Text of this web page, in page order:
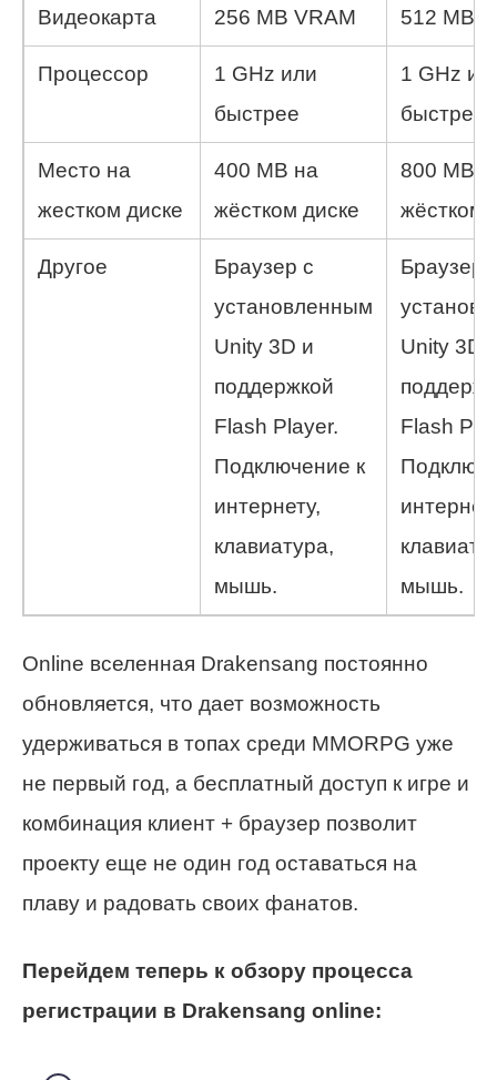
Видеокарта 256 MB VRAM 512 MB
Процессор
1 GHz или
быстрее
1 GHz
быстрее
Место на
жестком диске
400 MB на
жёстком диске
800 MB
жёстком
Другое
Браузер с
установленным
Unity 3D и
поддержкой
Flash Player.
Подключение к
интернету,
клавиатура,
мышь.
Браузер
Unity 3D
Flash
мышь.
Online вселенная Drakensang постоянно
обновляется, что дает возможность
удерживаться в топах среди MMORPG уже
не первый год, а бесплатный доступ к игре и
комбинация клиент + браузер позволит
проекту еще не один год оставаться на
плаву и радовать своих фанатов.
Перейдем теперь к обзору процесса
регистрации в Drakensang online: